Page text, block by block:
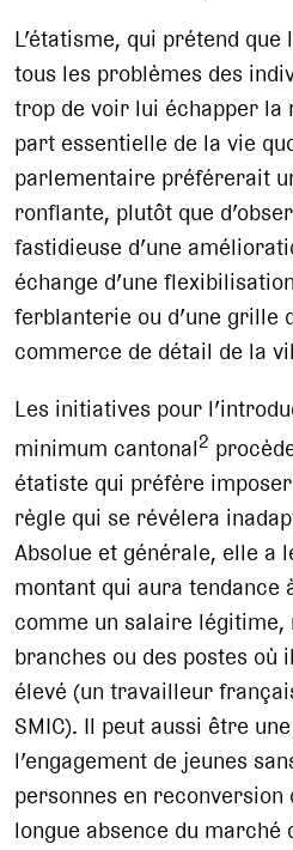
L’étatisme, qui prétend que
tous les problèmes des
trop de voir lui échapper la
part essentielle de la vie
parlementaire préférerait
ronflante, plutôt que
fastidieuse d’une
échange d’une
ferblanterie ou d’une grille
commerce de détail de la
Les initiatives pour
minimum cantonal2
étatiste qui préfère
règle qui se révélera
Absolue et générale, elle a
montant qui aura tendance
comme un salaire légitime,
branches ou des postes
élevé (un travailleur
SMIC). Il peut aussi être
l’engagement de jeunes
personnes en reconversion
longue absence du marché